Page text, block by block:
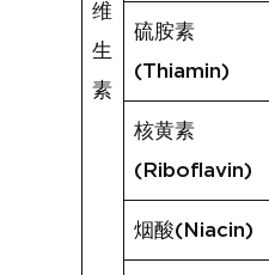
维
生
素
硫胺素
(Thiamin)
核黄素
(Riboflavin)
烟酸(Niacin)